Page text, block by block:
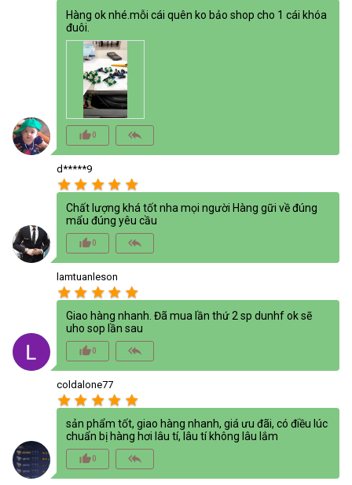
Hàng ok nhé.mỗi cái quên ko bảo shop cho 1 cái khóa
đuôi.
thumb_up_alt0 reply_all
d*****9
star star star star star
Chất lượng khá tốt nha mọi người Hàng gữi về đúng
mẩu đúng yêu cầu
thumb_up_alt0 reply_all
lamtuanleson
star star star star star
Giao hàng nhanh. Đã mua lần thứ 2 sp dunhf ok sẽ
uho sop lần sau
thumb_up_alt0 reply_all
coldalone77
star star star star star
sản phẩm tốt, giao hàng nhanh, giá ưu đãi, có điều lúc
chuẩn bị hàng hơi lâu tí, lâu tí không lâu lắm
thumb_up_alt0 reply_all